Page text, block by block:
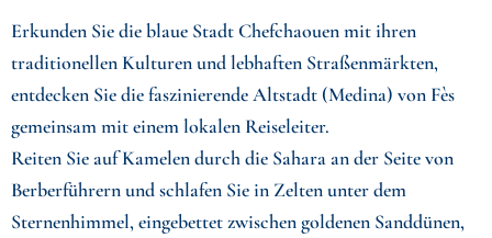
Erkunden Sie die blaue Stadt Chefchaouen mit ihren
traditionellen Kulturen und lebhaften Straßenmärkten,
entdecken Sie die faszinierende Altstadt (Medina) von Fès
gemeinsam mit einem lokalen Reiseleiter.
Reiten Sie auf Kamelen durch die Sahara an der Seite von
Berberführern und schlafen Sie in Zelten unter dem
Sternenhimmel, eingebettet zwischen goldenen Sanddünen,